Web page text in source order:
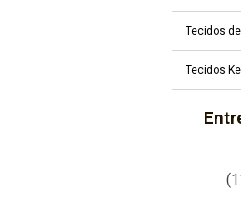
Tecidos
Tecidos